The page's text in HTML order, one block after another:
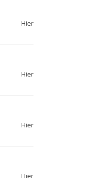
Hier
Hier
Hier
Hier